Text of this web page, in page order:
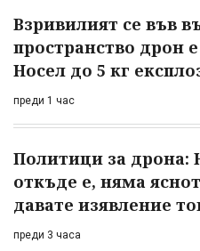
Взривилият се във
пространство дрон
Носел до 5 кг
преди 1 час
Политици за дрона:
откъде е, няма
давате изявление
преди 3 часа